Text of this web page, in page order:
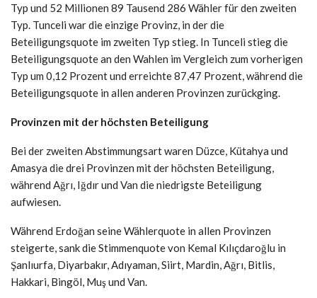
Typ und 52 Millionen 89 Tausend 286 Wähler für den zweiten
Typ. Tunceli war die einzige Provinz, in der die
Beteiligungsquote im zweiten Typ stieg. In Tunceli stieg die
Beteiligungsquote an den Wahlen im Vergleich zum vorherigen
Typ um 0,12 Prozent und erreichte 87,47 Prozent, während die
Beteiligungsquote in allen anderen Provinzen zurückging.
Provinzen mit der höchsten Beteiligung
Bei der zweiten Abstimmungsart waren Düzce, Kütahya und
Amasya die drei Provinzen mit der höchsten Beteiligung,
während Ağrı, Iğdır und Van die niedrigste Beteiligung
aufwiesen.
Während Erdoğan seine Wählerquote in allen Provinzen
steigerte, sank die Stimmenquote von Kemal Kılıçdaroğlu in
Şanlıurfa, Diyarbakır, Adıyaman, Siirt, Mardin, Ağrı, Bitlis,
Hakkari, Bingöl, Muş und Van.